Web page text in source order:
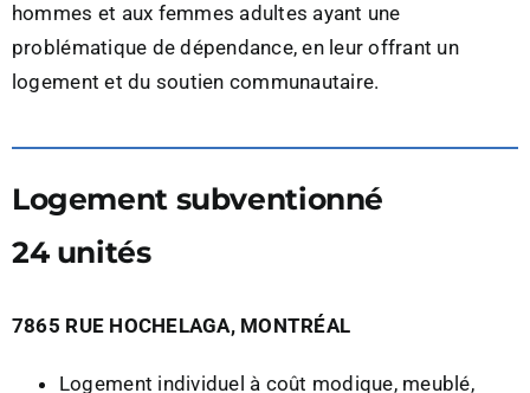
hommes et aux femmes adultes ayant une
problématique de dépendance, en leur offrant un
logement et du soutien communautaire.
Logement subventionné
24 unités
7865 RUE HOCHELAGA, MONTRÉAL
Logement individuel à coût modique, meublé,